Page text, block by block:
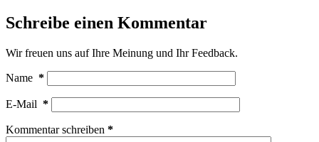
Schreibe einen Kommentar
Wir freuen uns auf Ihre Meinung und Ihr Feedback.
Name *
E-Mail *
Kommentar schreiben *